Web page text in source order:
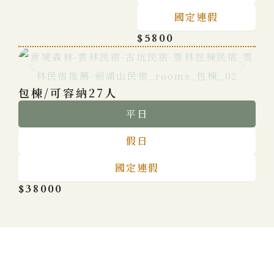
國定連假
$5800
包棟/可容納27人
平日
假日
國定連假
$38000